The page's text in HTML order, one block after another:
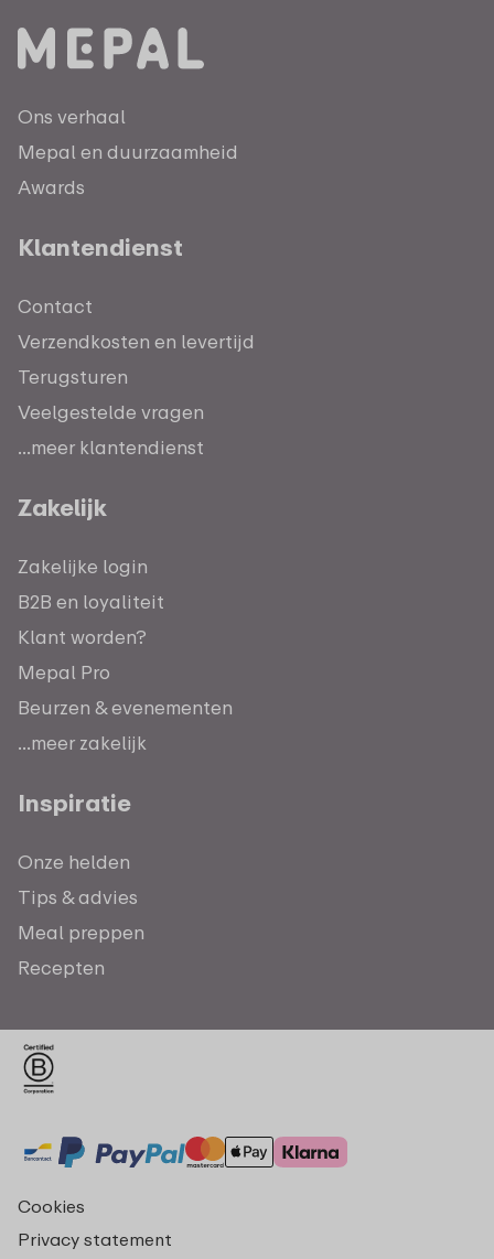
Ons verhaal
Mepal en duurzaamheid
Awards
Klantendienst
Contact
Verzendkosten en levertijd
Terugsturen
Veelgestelde vragen
...meer klantendienst
Zakelijk
Zakelijke login
B2B en loyaliteit
Klant worden?
Mepal Pro
Beurzen & evenementen
...meer zakelijk
Inspiratie
Onze helden
Tips & advies
Meal preppen
Recepten
Cookies
Privacy statement